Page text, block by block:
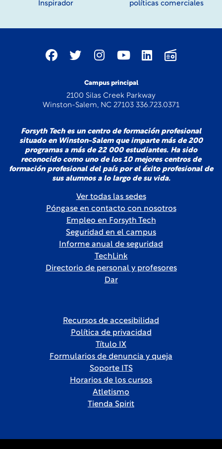
Inspirador
políticas comerciales
Campus principal
2100 Silas Creek Parkway
Winston-Salem, NC 27103 336.723.0371
Forsyth Tech es un centro de formación profesional
situado en Winston-Salem que imparte más de 200
programas a más de 22 000 estudiantes. Ha sido
reconocido como uno de los 10 mejores centros de
formación profesional del país por el éxito profesional de
sus alumnos a lo largo de su vida.
Ver todas las sedes
Póngase en contacto con nosotros
Empleo en Forsyth Tech
Seguridad en el campus
Informe anual de seguridad
TechLink
Directorio de personal y profesores
Dar
Recursos de accesibilidad
Política de privacidad
Título IX
Formularios de denuncia y queja
Soporte ITS
Horarios de los cursos
Atletismo
Tienda Spirit